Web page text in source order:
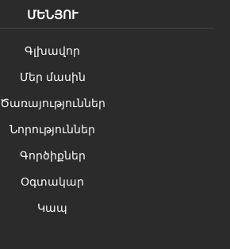
ՄԵՆՅՈՒ
Գլխավոր
Մեր մասին
Ծառայություններ
Նորություններ
Գործիքներ
Օգտակար
Կապ